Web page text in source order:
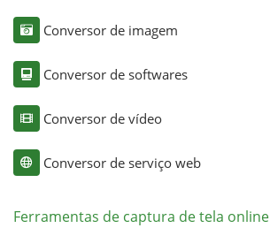
Conversor de imagem
Conversor de softwares
Conversor de vídeo
Conversor de serviço web
Ferramentas de captura de tela online